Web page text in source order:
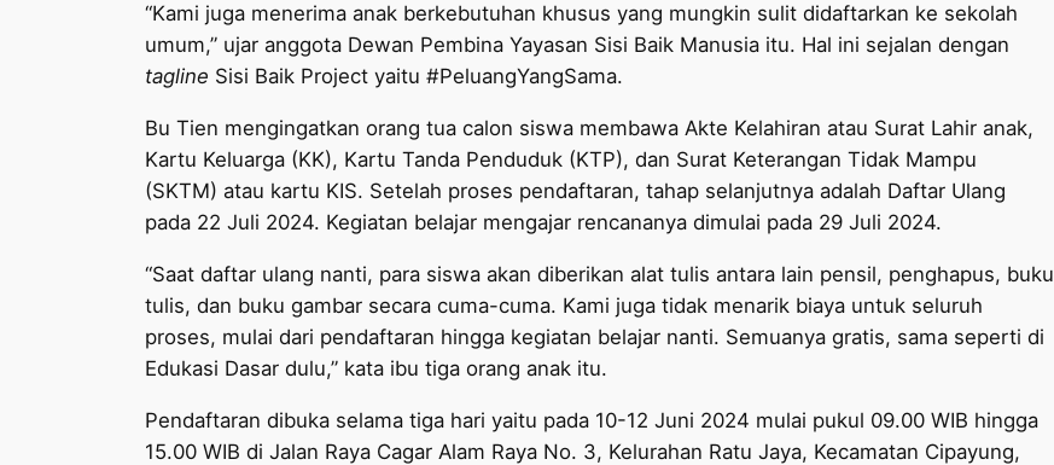
“Kami juga menerima anak berkebutuhan khusus yang mungkin sulit didaftarkan ke sekolah
umum,” ujar anggota Dewan Pembina Yayasan Sisi Baik Manusia itu. Hal ini sejalan dengan
tagline Sisi Baik Project yaitu #PeluangYangSama.
Bu Tien mengingatkan orang tua calon siswa membawa Akte Kelahiran atau Surat Lahir anak,
Kartu Keluarga (KK), Kartu Tanda Penduduk (KTP), dan Surat Keterangan Tidak Mampu
(SKTM) atau kartu KIS. Setelah proses pendaftaran, tahap selanjutnya adalah Daftar Ulang
pada 22 Juli 2024. Kegiatan belajar mengajar rencananya dimulai pada 29 Juli 2024.
“Saat daftar ulang nanti, para siswa akan diberikan alat tulis antara lain pensil, penghapus, buku
tulis, dan buku gambar secara cuma-cuma. Kami juga tidak menarik biaya untuk seluruh
proses, mulai dari pendaftaran hingga kegiatan belajar nanti. Semuanya gratis, sama seperti di
Edukasi Dasar dulu,” kata ibu tiga orang anak itu.
Pendaftaran dibuka selama tiga hari yaitu pada 10-12 Juni 2024 mulai pukul 09.00 WIB hingga
15.00 WIB di Jalan Raya Cagar Alam Raya No. 3, Kelurahan Ratu Jaya, Kecamatan Cipayung,